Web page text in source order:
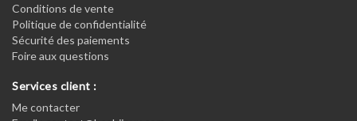
Conditions de vente
Politique de confidentialité
Sécurité des paiements
Foire aux questions
Services client :
Me contacter